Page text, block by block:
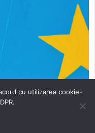
cu utilizarea cookie-